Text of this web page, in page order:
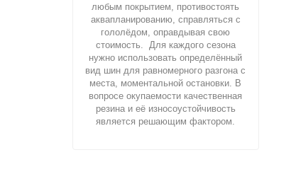
любым покрытием, противостоять
аквапланированию, справляться с
гололёдом, оправдывая свою
стоимость. Для каждого сезона
нужно использовать определённый
вид шин для равномерного разгона с
места, моментальной остановки. В
вопросе окупаемости качественная
резина и её износоустойчивость
является решающим фактором.